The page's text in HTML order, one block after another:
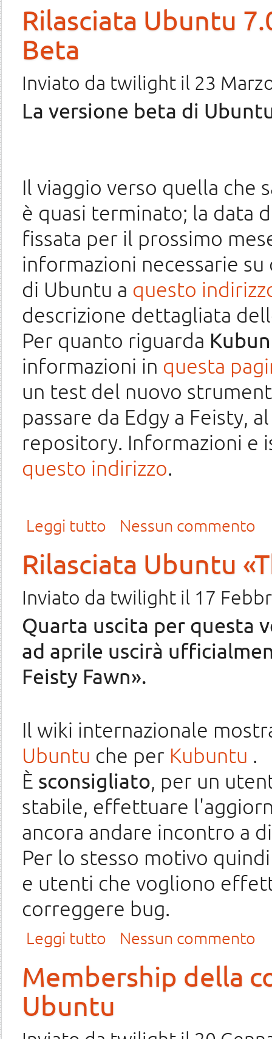
Rilasciata Ubuntu
Beta
Inviato da twilight il 23
La versione beta di
Il viaggio verso quella che
è quasi terminato; la data
fissata per il prossimo
informazioni necessarie
di Ubuntu a questo
descrizione dettagliata
Per quanto riguarda
informazioni in questa
un test del nuovo
passare da Edgy a Feisty,
repository. Informazioni e
questo indirizzo.
Leggi tutto Nessun commento
Rilasciata Ubuntu
Inviato da twilight il 17
Quarta uscita per questa
ad aprile uscirà
Feisty Fawn».
Il wiki internazionale
Ubuntu che per Kubuntu .
È sconsigliato, per un
stabile, effettuare
ancora andare incontro a
Per lo stesso motivo
e utenti che vogliono
correggere bug.
Leggi tutto Nessun commento
Membership della
Ubuntu